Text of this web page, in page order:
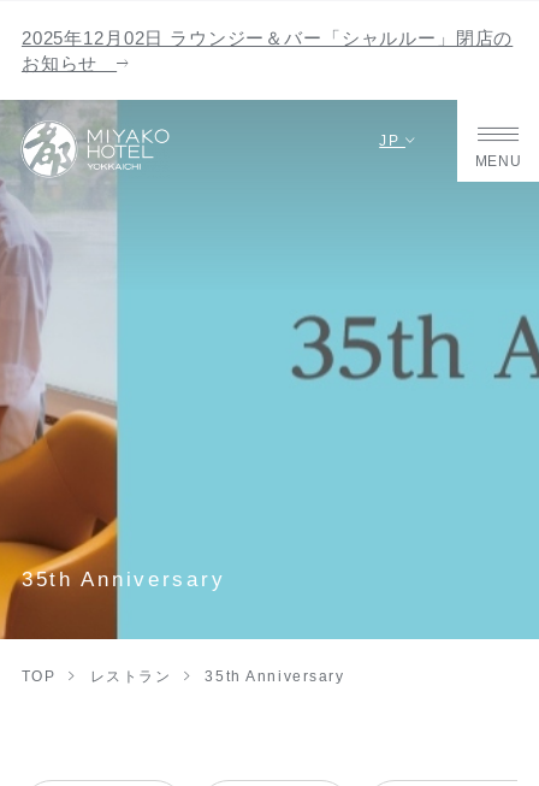
JP
MENU
35th Anniversary
2025年12月02日 ラウンジー＆バー「シャルルー」閉店の
お知らせ
TOP レストラン 35th Anniversary